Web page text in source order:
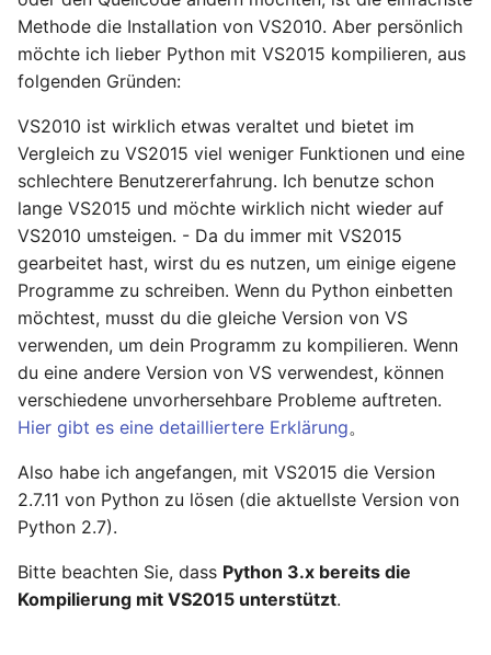
i
s
i
e
t
(lesen, speichern,
Zwischenablage...)
Documentation
Dokumentation
Cllama (llama.cpp)
Methode die Installation von VS2010. Aber persönlich
möchte ich lieber Python mit VS2015 kompilieren, aus
folgenden Gründen:
VS2010 ist wirklich etwas veraltet und bietet im
Vergleich zu VS2015 viel weniger Funktionen und eine
schlechtere Benutzererfahrung. Ich benutze schon
lange VS2015 und möchte wirklich nicht wieder auf
VS2010 umsteigen. - Da du immer mit VS2015
gearbeitet hast, wirst du es nutzen, um einige eigene
Programme zu schreiben. Wenn du Python einbetten
möchtest, musst du die gleiche Version von VS
verwenden, um dein Programm zu kompilieren. Wenn
du eine andere Version von VS verwendest, können
verschiedene unvorhersehbare Probleme auftreten.
Hier gibt es eine detailliertere Erklärung。
Also habe ich angefangen, mit VS2015 die Version
2.7.11 von Python zu lösen (die aktuellste Version von
Python 2.7).
Bitte beachten Sie, dass Python 3.x bereits die
Kompilierung mit VS2015 unterstützt.